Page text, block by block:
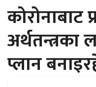
कोरोनाबाट
अर्थतन्त्रका
प्लान